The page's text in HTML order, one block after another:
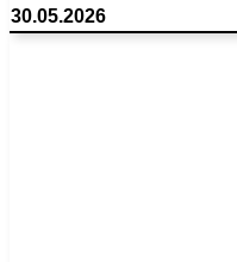
30.05.2026